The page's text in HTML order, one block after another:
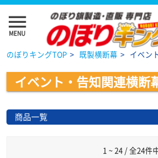
menu
MENU
のぼりキングTOP > 既製横断幕 > イベン
イベント・告知関連横断
商品一覧
1 ~ 24 / 全24件